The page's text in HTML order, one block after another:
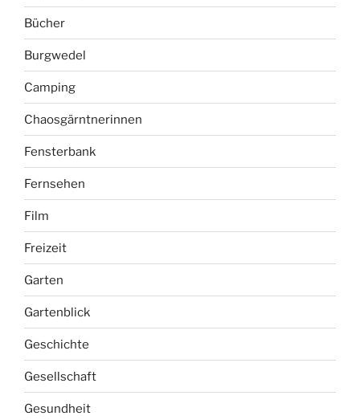
Bücher
Burgwedel
Camping
Chaosgärntnerinnen
Fensterbank
Fernsehen
Film
Freizeit
Garten
Gartenblick
Geschichte
Gesellschaft
Gesundheit